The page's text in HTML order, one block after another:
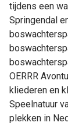
tijdens een
Springendal
OERRR
kliederen en
Speelnatuur
plekken in